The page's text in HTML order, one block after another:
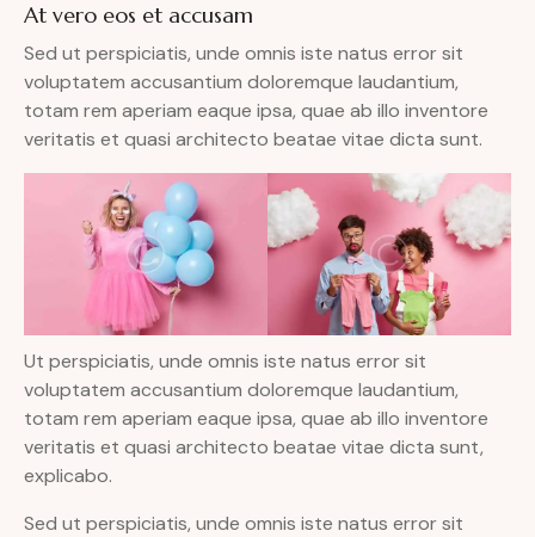
At vero eos et accusam
Sed ut perspiciatis, unde omnis iste natus error sit
voluptatem accusantium doloremque laudantium,
totam rem aperiam eaque ipsa, quae ab illo inventore
veritatis et quasi architecto beatae vitae dicta sunt.
Ut perspiciatis, unde omnis iste natus error sit
voluptatem accusantium doloremque laudantium,
totam rem aperiam eaque ipsa, quae ab illo inventore
veritatis et quasi architecto beatae vitae dicta sunt,
explicabo.
Sed ut perspiciatis, unde omnis iste natus error sit